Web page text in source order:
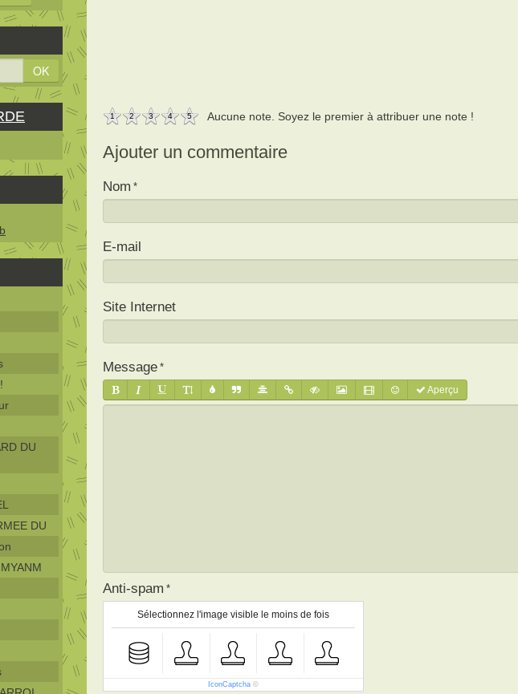
OK
DU
DU
1 2 3 4 5 Aucune note. Soyez le premier à attribuer une note !
Ajouter un commentaire
Nom
E-mail
Site Internet
Message
Aperçu
Anti-spam
Sélectionnez l'image visible le moins de fois
IconCaptcha ©